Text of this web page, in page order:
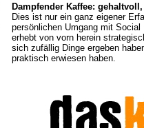
Dampfender Kaffee:
Dies ist nur ein ganz eigener
persönlichen Umgang mit
erhebt von vorn herein
sich zufällig Dinge ergeben
praktisch erwiesen haben.